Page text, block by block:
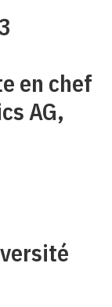
en chef
AG,